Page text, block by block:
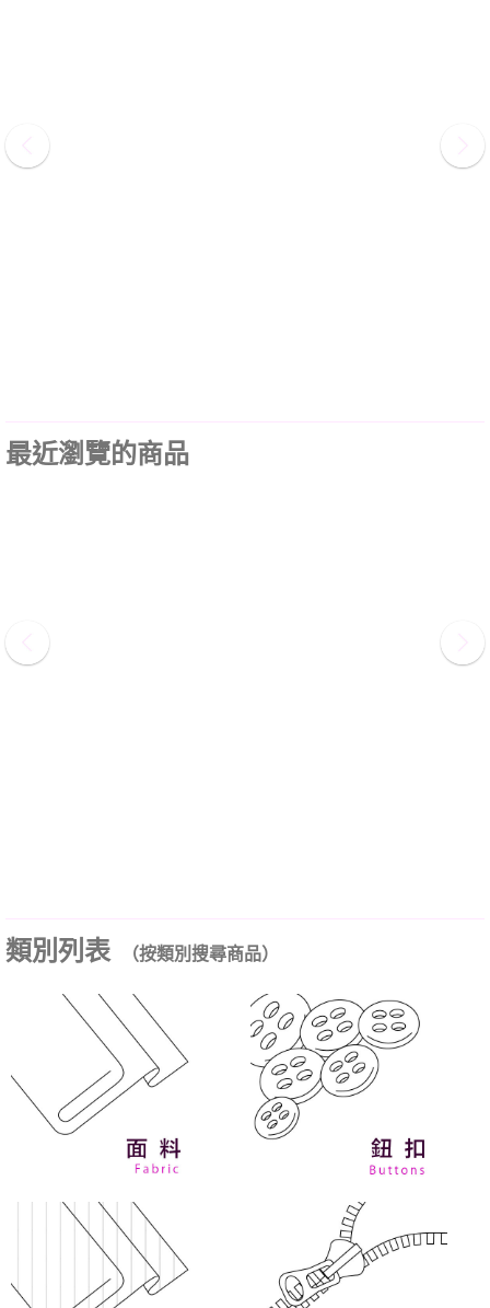
最近瀏覽的商品
類別列表 （按類別搜尋商品）